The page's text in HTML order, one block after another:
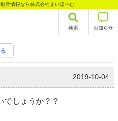
産情報なら株式会社まいほーむ
検索 お知らせ
2019-10-04
でしょうか？？